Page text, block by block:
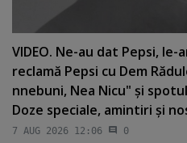
VIDEO. Ne-au dat Pepsi, le-
reclamă Pepsi cu Dem
nnebuni, Nea Nicu" şi
Doze speciale, amintiri şi
7 AUG 2026 12:06 0